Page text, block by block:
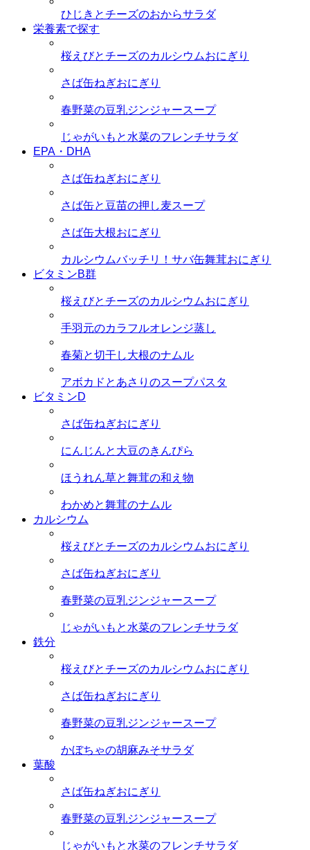
ひじきとチーズのおからサラダ
栄養素で探す
桜えびとチーズのカルシウムおにぎり
さば缶ねぎおにぎり
春野菜の豆乳ジンジャースープ
じゃがいもと水菜のフレンチサラダ
EPA・DHA
さば缶ねぎおにぎり
さば缶と豆苗の押し麦スープ
さば缶大根おにぎり
カルシウムバッチリ！サバ缶舞茸おにぎり
ビタミンB群
桜えびとチーズのカルシウムおにぎり
手羽元のカラフルオレンジ蒸し
春菊と切干し大根のナムル
アボカドとあさりのスープパスタ
ビタミンD
さば缶ねぎおにぎり
にんじんと大豆のきんぴら
ほうれん草と舞茸の和え物
わかめと舞茸のナムル
カルシウム
桜えびとチーズのカルシウムおにぎり
さば缶ねぎおにぎり
春野菜の豆乳ジンジャースープ
じゃがいもと水菜のフレンチサラダ
鉄分
桜えびとチーズのカルシウムおにぎり
さば缶ねぎおにぎり
春野菜の豆乳ジンジャースープ
かぼちゃの胡麻みそサラダ
葉酸
さば缶ねぎおにぎり
春野菜の豆乳ジンジャースープ
じゃがいもと水菜のフレンチサラダ